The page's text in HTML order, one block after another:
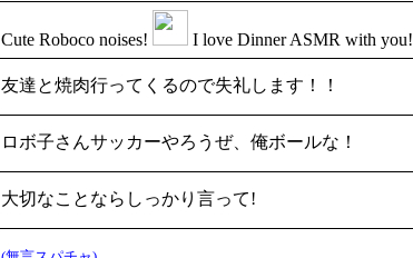
Cute Roboco noises! I love Dinner ASMR with you!
友達と焼肉行ってくるので失礼します！！
ロボ子さんサッカーやろうぜ、俺ボールな！
大切なことならしっかり言って!